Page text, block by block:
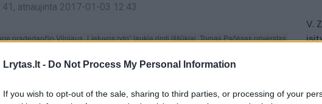
Lrytas.lt - Do Not Process My Personal Information
If you wish to opt-out of the sale, sharing to third parties, or processing of your
, atnaujinta 2017-01-03 12:43
pradedančio Vilniaus „Lietuvos ryto“ laukia rimti iššūkiai. Tomas Pačėsas priverstas
patyrusio Artūro Gudaičio netektį ir užkamšyti skylę po krepšiu. Nuo to, kaip pavyks
trečiadienio mačo su Jeruzalės „Hapoel“ ekipa baigtis. Izraelio klubas į Vilnių
žvaigždę Amare Stoudamire, kuris iki šiol atsimena pralaimėjimą Lietuvos rinktinei
V.